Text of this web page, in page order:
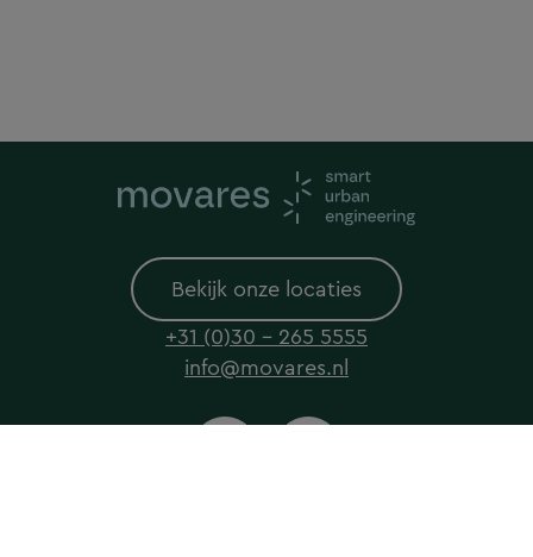
Bekijk onze locaties
+31 (0)30 - 265 5555
info@movares.nl